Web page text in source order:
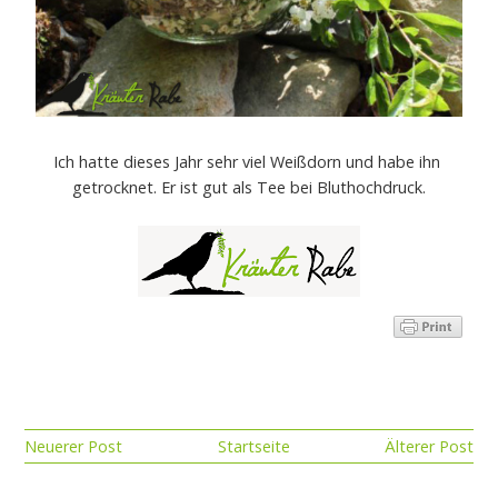
Ich hatte dieses Jahr sehr viel Weißdorn und habe ihn
getrocknet. Er ist gut als Tee bei Bluthochdruck.
Neuerer Post Älterer Post
Startseite